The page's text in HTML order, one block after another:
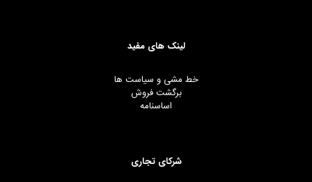
لینک های مفید
خط مشی و سیاست ها
برگشت فروش
اساسنامه
شرکای تجاری